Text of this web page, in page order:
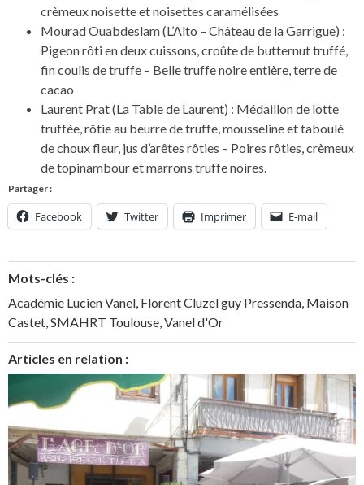
crèmeux noisette et noisettes caramélisées
Mourad Ouabdeslam (L’Alto – Château de la Garrigue) :
Pigeon rôti en deux cuissons, croûte de butternut truffé,
fin coulis de truffe – Belle truffe noire entière, terre de
cacao
Laurent Prat (La Table de Laurent) : Médaillon de lotte
truffée, rôtie au beurre de truffe, mousseline et taboulé
de choux fleur, jus d’arêtes rôties – Poires rôties, crèmeux
de topinambour et marrons truffe noires.
Partager :
Facebook Twitter Imprimer E-mail
Mots-clés :
Académie Lucien Vanel, Florent Cluzel guy Pressenda, Maison
Castet,SMAHRT Toulouse,Vanel d'Or
Articles en relation :